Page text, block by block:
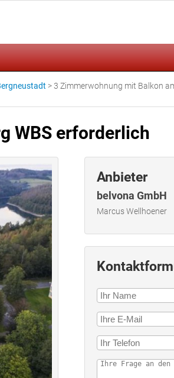
>3 Zimmerwohnung mit Balkon
WBS erforderlich
Anbieter
belvona GmbH
Marcus Wellhoener